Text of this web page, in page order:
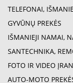
TELEFONAI,
GYVŪNŲ PREKĖS
IŠMANIEJI NAMAI,
SANTECHNIKA,
FOTO IR VIDEO
AUTO-MOTO